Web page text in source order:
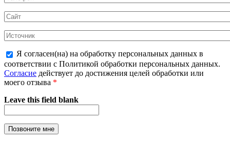
Я согласен(на) на обработку персональных данных в
соответствии с Политикой обработки персональных данных.
Согласие действует до достижения целей обработки или
моего отзыва *
Leave this field blank